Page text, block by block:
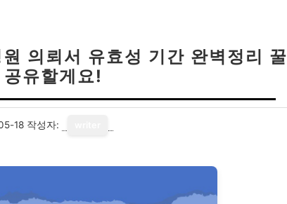
의뢰서 유효성 기간 완벽정리 꿀
공유할게요!
18 작성자: